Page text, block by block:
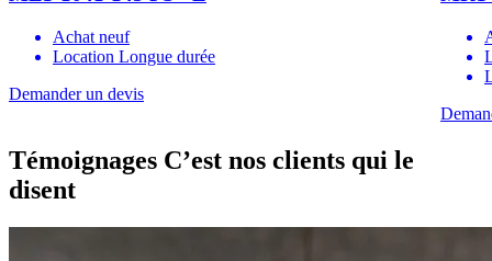
Achat neuf
Location Longue durée
Demander un devis
Témoignages C’est nos clients qui le
disent